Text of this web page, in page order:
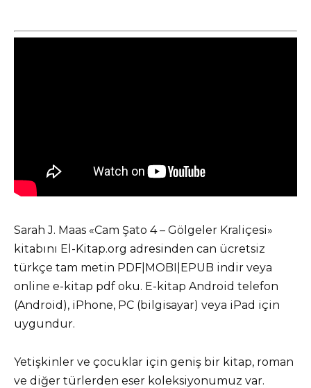
Sarah J. Maas «Cam Şato 4 – Gölgeler Kraliçesi»
kitabını El-Kitap.org adresinden can ücretsiz
türkçe tam metin PDF|MOBI|EPUB indir veya
online e-kitap pdf oku. E-kitap Android telefon
(Android), iPhone, PC (bilgisayar) veya iPad için
uygundur.
Yetişkinler ve çocuklar için geniş bir kitap, roman
ve diğer türlerden eser koleksiyonumuz var.